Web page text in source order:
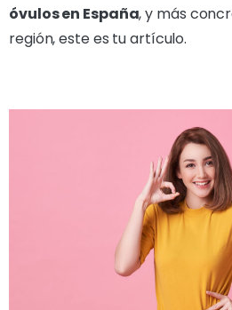
óvulos en España, y más
región, este es tu artículo.